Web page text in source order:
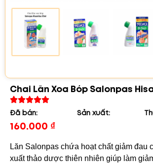
Chai Lăn Xoa Bóp Salonpas
Đã bán: Sản xuất:
160.000 ₫
Lăn Salonpas chứa hoạt chất giảm đau
xuất thảo dược thiên nhiên giúp làm